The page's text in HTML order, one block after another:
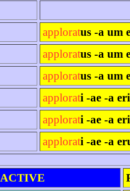
apploratus -a um
apploratus -a um
apploratus -a um
applorati -ae -a
applorati -ae -a
applorati -ae -a
ACTIVE